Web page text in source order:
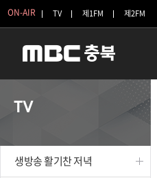
ON-AIR TV 제1FM 제2FM
TV
생방송 활기찬 저녁